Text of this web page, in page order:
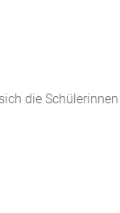
die Schülerinnen